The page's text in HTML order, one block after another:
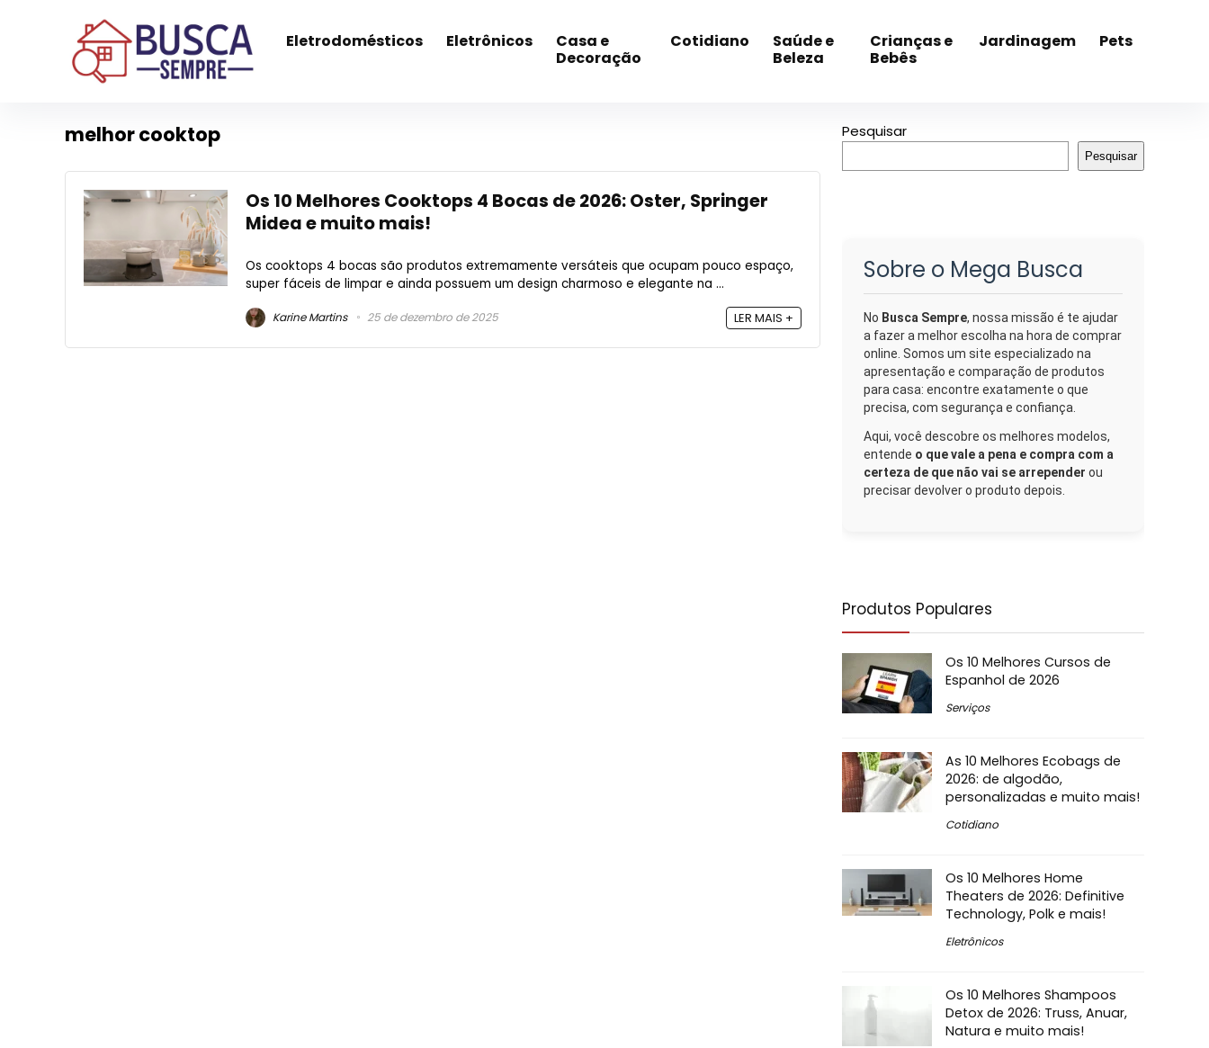
Eletrodomésticos Eletrônicos
Casa e
Decoração
Cotidiano
Saúde e
Beleza
Crianças e
Bebês
Jardinagem Pets
melhor cooktop
Os 10 Melhores Cooktops 4 Bocas de 2026: Oster, Springer
Midea e muito mais!
Os cooktops 4 bocas são produtos extremamente versáteis que ocupam pouco espaço,
super fáceis de limpar e ainda possuem um design charmoso e elegante na ...
Karine Martins 25 de dezembro de 2025 LER MAIS +
Pesquisar
Pesquisar
Sobre o Mega Busca
No Busca Sempre, nossa missão é te ajudar
a fazer a melhor escolha na hora de comprar
online. Somos um site especializado na
apresentação e comparação de produtos
para casa: encontre exatamente o que
precisa, com segurança e confiança.
Aqui, você descobre os melhores modelos,
entende o que vale a pena e compra com a
certeza de que não vai se arrepender ou
precisar devolver o produto depois.
Produtos Populares
Os 10 Melhores Cursos de
Espanhol de 2026
Serviços
As 10 Melhores Ecobags de
2026: de algodão,
personalizadas e muito mais!
Cotidiano
Os 10 Melhores Home
Theaters de 2026: Definitive
Technology, Polk e mais!
Eletrônicos
Os 10 Melhores Shampoos
Detox de 2026: Truss, Anuar,
Natura e muito mais!